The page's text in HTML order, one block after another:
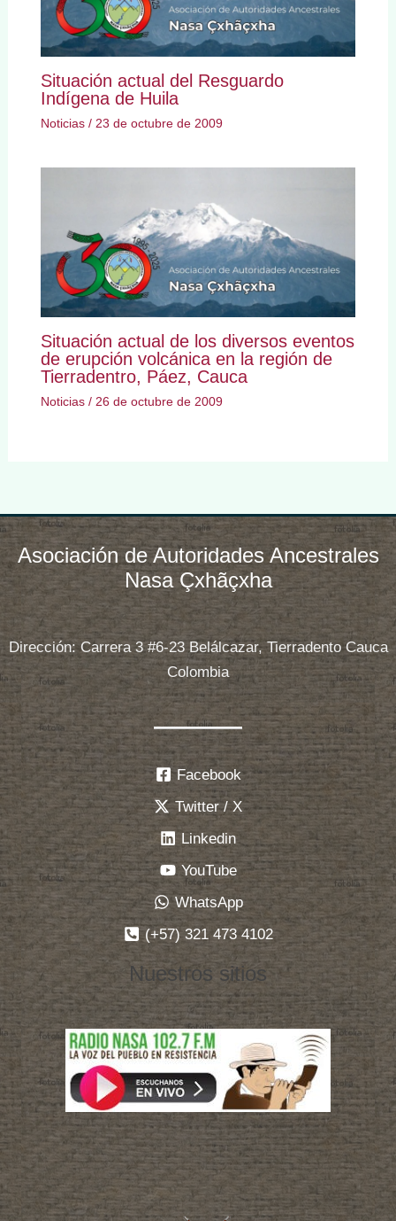
Situación actual del Resguardo
Indígena de Huila
Noticias/ 23 de octubre de 2009
Situación actual de los diversos eventos
de erupción volcánica en la región de
Tierradentro, Páez, Cauca
Noticias/ 26 de octubre de 2009
Asociación de Autoridades Ancestrales
Nasa Çxhãçxha
Dirección: Carrera 3 #6-23 Belálcazar, Tierradento Cauca
Colombia
Facebook
Twitter / X
Linkedin
YouTube
WhatsApp
(+57) 321 473 4102
Nuestros sitios